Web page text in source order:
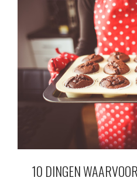
10 DINGEN